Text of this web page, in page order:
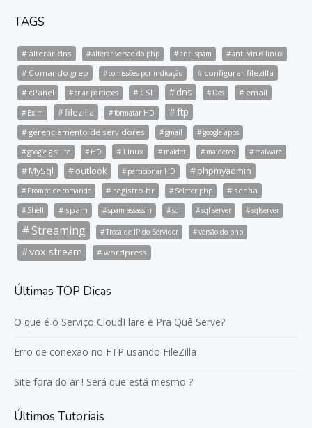
TAGS
alterar dns alterar versão do php anti spam anti vírus linux
Comando grep comissões por indicação
configurar filezilla
cPanel
criar partições CSF dns Dos email
Exim filezilla formatar HD ftp
gerenciamento de servidores gmail
google apps
google g suite
HD Linux maldet maldetec malware
MySql outlook particionar HD phpmyadmin
Prompt de comando registro br Seletor php senha
Shell spam spam assassin sql sql server sqlserver
Streaming Troca de IP do Servidor versão do php
vox stream wordpress
Últimas TOP Dicas
O que é o Serviço CloudFlare e Pra Quê Serve?
Erro de conexão no FTP usando FileZilla
Site fora do ar ! Será que está mesmo ?
Últimos Tutoriais